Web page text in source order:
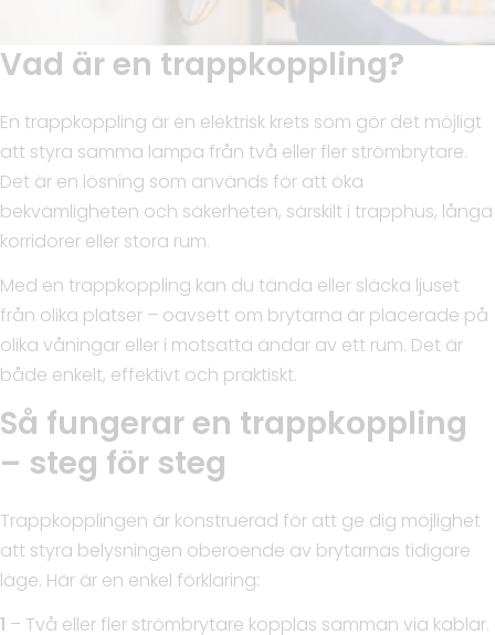
Vad är en trappkoppling?
En trappkoppling är en elektrisk krets som gör det möjligt
att styra samma lampa från två eller fler strömbrytare.
Det är en lösning som används för att öka
bekvämligheten och säkerheten, särskilt i trapphus, långa
korridorer eller stora rum.
Med en trappkoppling kan du tända eller släcka ljuset
från olika platser – oavsett om brytarna är placerade på
olika våningar eller i motsatta ändar av ett rum. Det är
både enkelt, effektivt och praktiskt.
Så fungerar en trappkoppling
– steg för steg
Trappkopplingen är konstruerad för att ge dig möjlighet
att styra belysningen oberoende av brytarnas tidigare
läge. Här är en enkel förklaring:
1 – Två eller fler strömbrytare kopplas samman via kablar.